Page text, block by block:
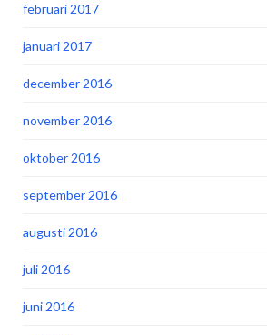
februari 2017
januari 2017
december 2016
november 2016
oktober 2016
september 2016
augusti 2016
juli 2016
juni 2016